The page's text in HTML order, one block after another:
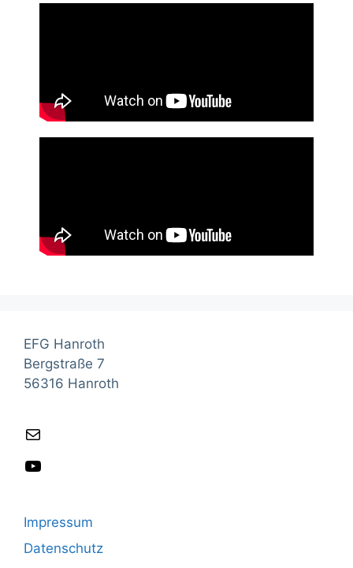
EFG Hanroth
Bergstraße 7
56316 Hanroth
Impressum
Datenschutz